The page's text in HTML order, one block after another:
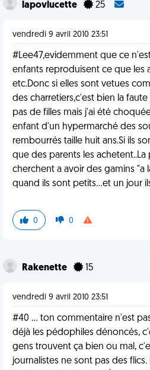
lapovlucette 25
vendredi 9 avril 2010 23:51
#Lee47,evidemment que ce
enfants reproduisent ce que les
etc.Donc si elles sont vetues
des charretiers,c'est bien la
pas de filles mais j'ai été
enfant d'un hypermarché des
rembourrés taille huit ans.Si ils
que des parents les
cherchent a avoir des gamins "a
quand ils sont petits...et un jour
0 0
Rakenette 15
vendredi 9 avril 2010 23:51
#40 ... ton commentaire n'est
déjà les pédophiles dénoncés,
gens trouvent ça bien ou mal,
journalistes ne sont pas des flics.